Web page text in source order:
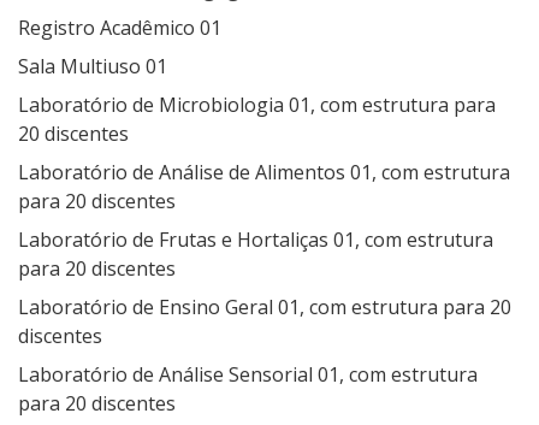
Registro Acadêmico 01
Sala Multiuso 01
Laboratório de Microbiologia 01, com estrutura para
20 discentes
Laboratório de Análise de Alimentos 01, com estrutura
para 20 discentes
Laboratório de Frutas e Hortaliças 01, com estrutura
para 20 discentes
Laboratório de Ensino Geral 01, com estrutura para 20
discentes
Laboratório de Análise Sensorial 01, com estrutura
para 20 discentes